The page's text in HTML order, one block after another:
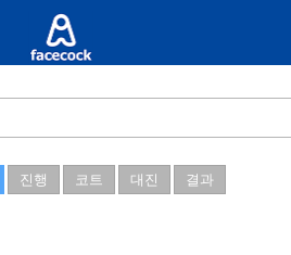
진행 코트 대진 결과